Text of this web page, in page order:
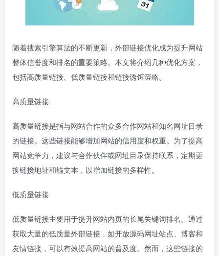
随着搜索引擎算法的不断更新，外部链接优化成为提升网站
整体信誉度和排名的重要策略。本文将介绍几种优化方案，
包括高质量链接、低质量链接和链接诱饵策略。
高质量链接
高质量链接是指与网站合作的众多合作网站和知名网址目录
的链接。这些链接能够增加网站的信用度和权重。为了提高
网站竞争力，建议与合作伙伴或网址目录保持联系，定期更
换链接地址和锚文本，以增加链接的多样性。
低质量链接
低质量链接主要用于提升网站内页的长尾关键词排名。通过
获取大量的低质量外部链接，如开放源码网址站点、博客和
友情链接，可以有效提高网站的普及度。然而，这些链接的